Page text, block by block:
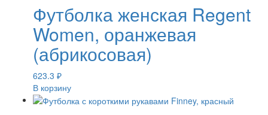
Футболка женская Regent
Women, оранжевая
(абрикосовая)
623.3 ₽
В корзину